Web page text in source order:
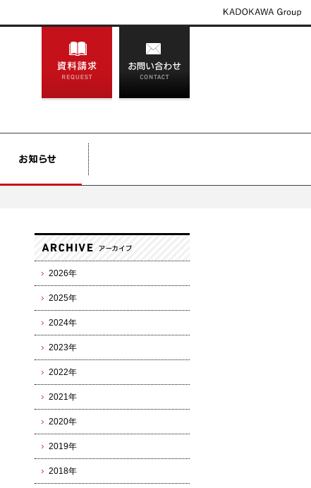
2026年
2025年
2024年
2023年
2022年
2021年
2020年
2019年
2018年